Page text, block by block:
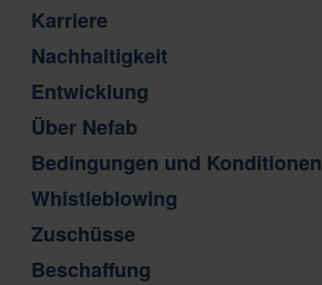
Karriere
Nachhaltigkeit
Entwicklung
Über Nefab
Bedingungen und Konditionen
Whistleblowing
Zuschüsse
Beschaffung